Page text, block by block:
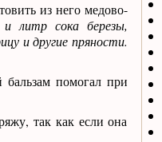
из него медово-
литр сока березы,
и другие пряности.
помогал при
так как если она